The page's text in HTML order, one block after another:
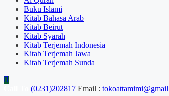
Buku Islami
Kitab Bahasa Arab
Kitab Beirut
Kitab Syarah
Kitab Terjemah Indonesia
Kitab Terjemah Jawa
Kitab Terjemah Sunda
(0231)202817 Email :